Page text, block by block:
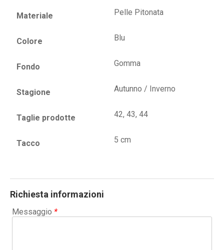
Materiale Pelle Pitonata
Colore Blu
Fondo Gomma
Stagione Autunno / Inverno
Taglie prodotte 42, 43, 44
Tacco 5 cm
Richiesta informazioni
Messaggio *